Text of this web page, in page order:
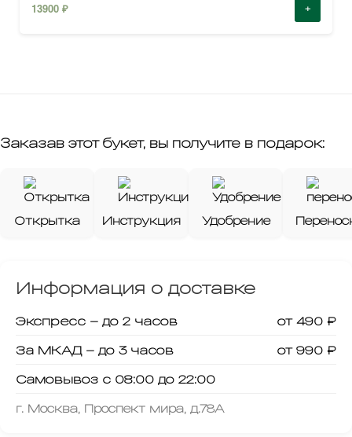
13900 ₽ +
Заказав этот букет, вы получите в подарок:
Открытка Инструкция Удобрение
Информация о доставке
Экспресс – до 2 часов от 490 ₽
За МКАД – до 3 часов от 990 ₽
Самовывоз с 08:00 до 22:00
г. Москва, Проспект мира, д.78А